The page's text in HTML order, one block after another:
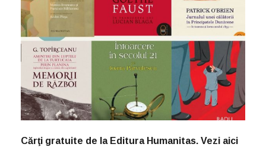
Cărţi gratuite de la Editura Humanitas. Vezi aici